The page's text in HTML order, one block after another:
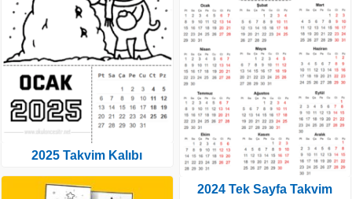
2025 Takvim Kalıbı
2024 Tek Sayfa Takvim